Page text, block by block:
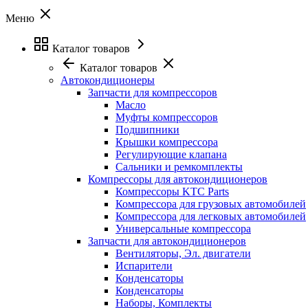
Меню
Каталог товаров
Каталог товаров
Автокондиционеры
Запчасти для компрессоров
Масло
Муфты компрессоров
Подшипники
Крышки компрессора
Регулирующие клапана
Сальники и ремкомплекты
Компрессоры для автокондиционеров
Компрессоры KTC Parts
Компрессора для грузовых автомобилей
Компрессора для легковых автомобилей
Универсальные компрессора
Запчасти для автокондиционеров
Вентиляторы, Эл. двигатели
Испарители
Конденсаторы
Конденсаторы
Наборы, Комплекты